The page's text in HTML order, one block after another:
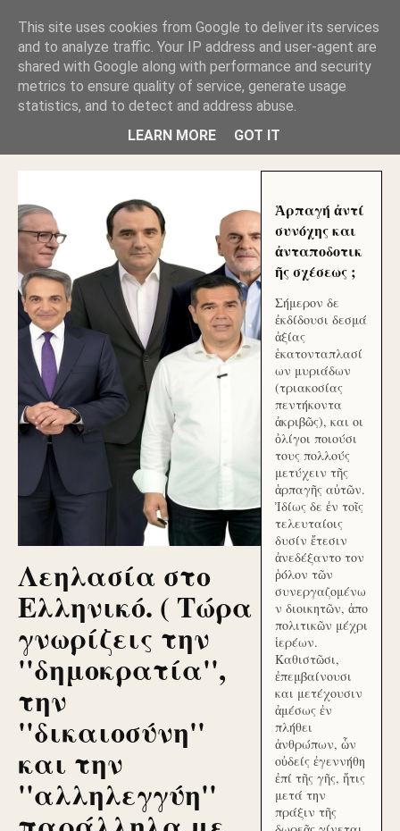
ΑΥΤΟΧΘΟΝΕΣ ΜΟΥ ΕΚΛΕΙΣΑΝ ΤΑ ΣΟΣΙΑΛ ΚΑΙ
ΦΙΜΩΣΑΝ ΤΟ SITE. ΟΙ ΧΙΛΙΑΔΕΣ ΜΙΚΡΟΕΠΕΝΔΥΤΕΣ
ΕΠΕΝΔΥΣΑΤΕ ΓΙΑ ΛΕΗΛΑΣΙΑ ΚΑΙ ΕΓΚΛΗΜΑ ?
ΓΛΥΦΑΔΑ WEB |ΟΙ ΜΕΓΑΛΟΙ ΚΛΕΠΤΑΙ ΑΠΟ ΤΟ
ΜΙΚΡΟΝ ΑΠΑΓΟΥΣΙ
Λεηλασία στο
Ελληνικό. ( Τώρα
γνωρίζεις την
''δημοκρατία'',
την
''δικαιοσύνη''
και την
''αλληλεγγύη''
Ἁρπαγή ἀντί
συνόχης και
ἀνταποδοτικ
ῆς σχέσεως ;
Σήμερον δε
ἐκδίδουσι δεσμά
ἀξίας
ἑκατονταπλασί
ων μυριάδων
(τριακοσίας
πεντήκοντα
ἀκριβῶς), και οι
ὀλίγοι ποιούσι
τους πολλούς
μετύχειν τῆς
ἁρπαγῆς αὐτῶν.
Ἰδίως δε ἐν τοῖς
τελευταίοις
δυσίν ἔτεσιν
ἀνεδέξαντο τον
ῥόλον τῶν
συνεργαζομένω
ν διοικητῶν, ἀπο
πολιτικῶν μέχρι
ἱερέων.
Καθιστῶσι,
ἐπεμβαίνουσι
και μετέχουσιν
ἀμέσως ἐν
πλήθει
ἀνθρώπων, ὧν
οὐδείς ἐγεννήθη
ἐπί τῆς γῆς, ἥτις
μετά την
πράξιν τῆς
This site uses cookies from Google to deliver its services
and to analyze traffic. Your IP address and user-agent are
shared with Google along with performance and security
metrics to ensure quality of service, generate usage
statistics, and to detect and address abuse.
LEARN MORE
GOT IT